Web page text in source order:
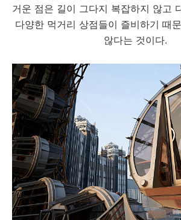
거운 점은 길이 그다지 복잡하지 않고
다양한 먹거리 상점들이 즐비하기 때
않다는 것이다.